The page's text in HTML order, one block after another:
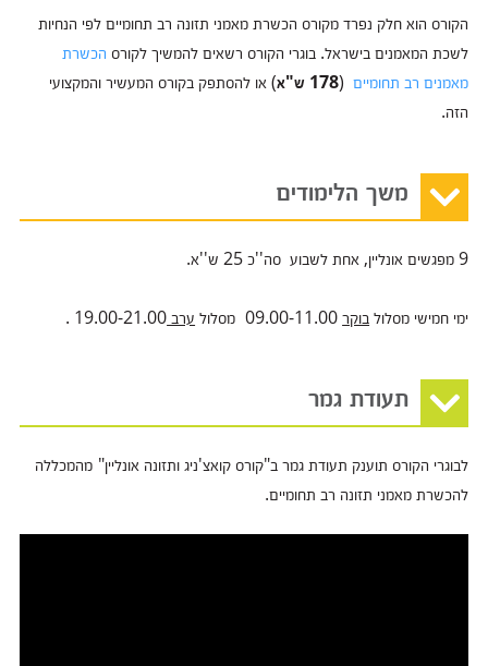
הקורס הוא חלק נפרד מקורס הכשרת מאמני תזונה רב תחומיים לפי הנחיות
לשכת המאמנים בישראל. בוגרי הקורס רשאים להמשיך לקורס הכשרת
מאמנים רב תחומיים (178 ש"א
) או להסתפק בקורס המעשיר והמקצועי
הזה.
משך הלימודים
9 מפגשים אונליין, אחת לשבוע סה''כ25 ש''א.
ימי חמישי מסלולבוקר09.00-11.00 מסלול ערב19.00-21.00 .
תעודת גמר
לבוגרי הקורס תוענק תעודת גמר ב"קורס קואצ'ניג ותזונהאונליין" מהמכללה
להכשרת מאמני תזונה רב תחומיים.